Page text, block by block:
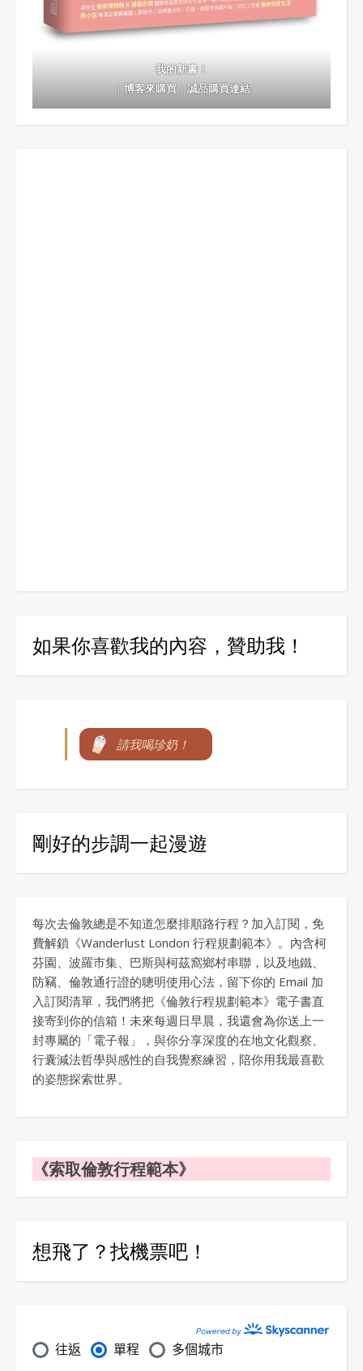
我的新書！
｜博客來購買｜誠品購買連結
如果你喜歡我的內容，贊助我！
請我喝珍奶！
剛好的步調一起漫遊
每次去倫敦總是不知道怎麼排順路行程？加入訂閱，免
費解鎖《Wanderlust London 行程規劃範本》。內含柯
芬園、波羅市集、巴斯與柯茲窩鄉村串聯，以及地鐵、
防竊、倫敦通行證的聰明使用心法，留下你的 Email 加
入訂閱清單，我們將把《倫敦行程規劃範本》電子書直
接寄到你的信箱！未來每週日早晨，我還會為你送上一
封專屬的「電子報」，與你分享深度的在地文化觀察、
行囊減法哲學與感性的自我覺察練習，陪你用我最喜歡
的姿態探索世界。
《索取倫敦行程範本》
想飛了？找機票吧！